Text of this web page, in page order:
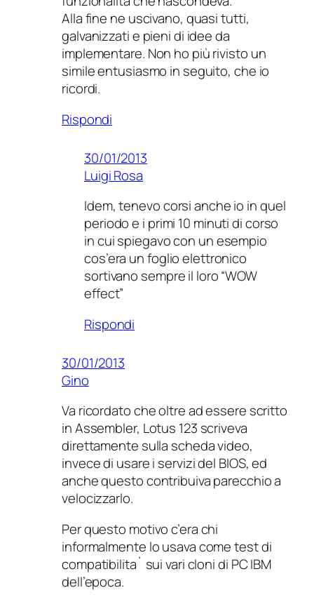
Alla fine ne uscivano, quasi tutti,
galvanizzati e pieni di idee da
implementare. Non ho più rivisto un
simile entusiasmo in seguito, che io
ricordi.
Rispondi
30/01/2013
Luigi Rosa
Idem, tenevo corsi anche io in quel
periodo e i primi 10 minuti di corso
in cui spiegavo con un esempio
cos’era un foglio elettronico
sortivano sempre il loro “WOW
effect”
Rispondi
30/01/2013
Gino
Va ricordato che oltre ad essere scritto
in Assembler, Lotus 123 scriveva
direttamente sulla scheda video,
invece di usare i servizi del BIOS, ed
anche questo contribuiva parecchio a
velocizzarlo.
Per questo motivo c’era chi
informalmente lo usava come test di
compatibilita` sui vari cloni di PC IBM
dell’epoca.